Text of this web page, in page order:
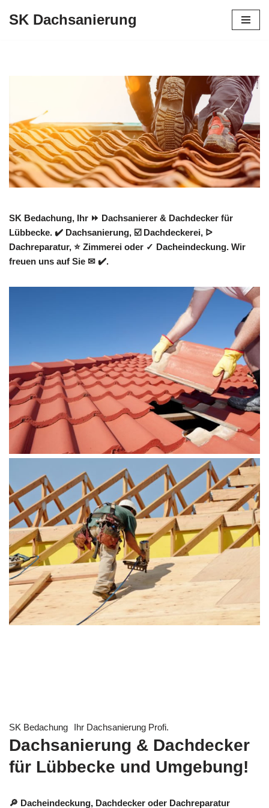
SK Dachsanierung
SK Bedachung, Ihr ⏩ Dachsanierer & Dachdecker für
Lübbecke. ✔️ Dachsanierung, ☑️ Dachdeckerei, ᐅ
Dachreparatur, ⭐ Zimmerei oder ✓ Dacheindeckung. Wir
freuen uns auf Sie ✉ ✔️.
SK Bedachung Ihr Dachsanierung Profi.
Dachsanierung & Dachdecker
für Lübbecke und Umgebung!
🔎 Dacheindeckung, Dachdecker oder Dachreparatur